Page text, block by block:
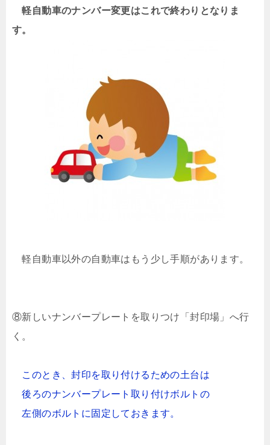
軽自動車のナンバー変更はこれで終わりとなりま
す。
軽自動車以外の自動車はもう少し手順があります。
⑧新しいナンバープレートを取りつけ「封印場」へ行
く。
このとき、封印を取り付けるための土台は
後ろのナンバープレート取り付けボルトの
左側のボルトに固定しておきます。